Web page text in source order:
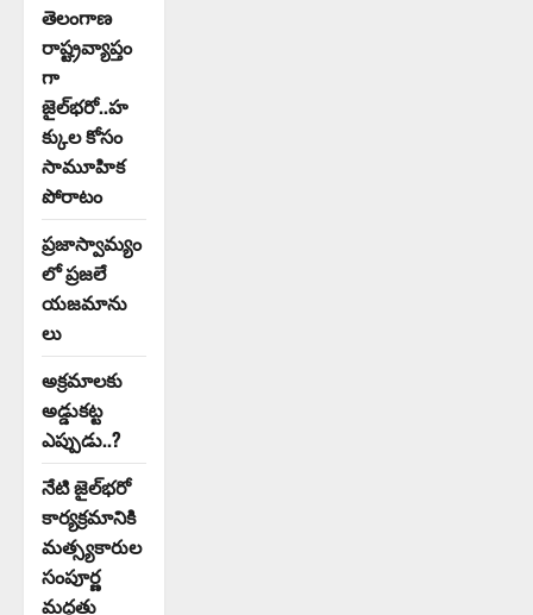
తెలంగాణ
రాష్ట్రవ్యాప్తం
గా
జైల్‌భరో..హ
క్కుల కోసం
సామూహిక
పోరాటం
ప్రజాస్వామ్యం
లో ప్రజలే
యజమాను
లు
అక్రమాలకు
అడ్డుకట్ట
ఎప్పుడు..?
నేటి జైల్‌భరో
కార్యక్రమానికి
మత్స్యకారుల
సంపూర్ణ
మద్దతు